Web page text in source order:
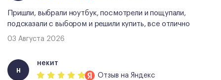
Пришли, выбрали ноутбук, посмотрели и пощупали,
подсказали с выбором и решили купить, все отлично
03 Августа 2026
н
некит
Отзыв на Яндекс